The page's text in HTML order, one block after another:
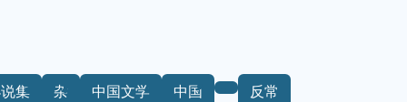
集 杂 中国文学 中国
反常